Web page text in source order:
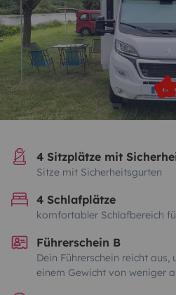
4 Sitzplätze mit
Sitze mit Sicherheitsgurten
4 Schlafplätze
komfortabler Schlafbereich
Führerschein B
Dein Führerschein reicht
einem Gewicht von weniger